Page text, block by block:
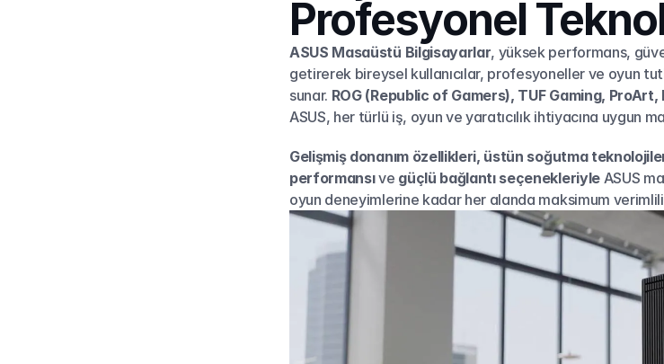
Profesyonel
ASUS Masaüstü Bilgisayarlar, yüksek performans,
getirerek bireysel kullanıcılar, profesyoneller ve oyun
sunar. ROG (Republic of Gamers), TUF Gaming,
ASUS, her türlü iş, oyun ve yaratıcılık ihtiyacına uygun
Gelişmiş donanım özellikleri, üstün soğutma
performansı ve güçlü bağlantı seçenekleriyle ASUS
oyun deneyimlerine kadar her alanda maksimum